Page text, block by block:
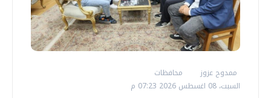
ممدوح عزوز
محافظات
السبت، 08 اغسطس 2026 07:23 م